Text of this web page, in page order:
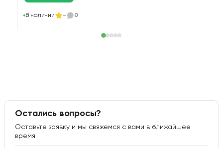
В наличии - 0
Остались вопросы?
Оставьте заявку и мы свяжемся с вами в ближайшее
время